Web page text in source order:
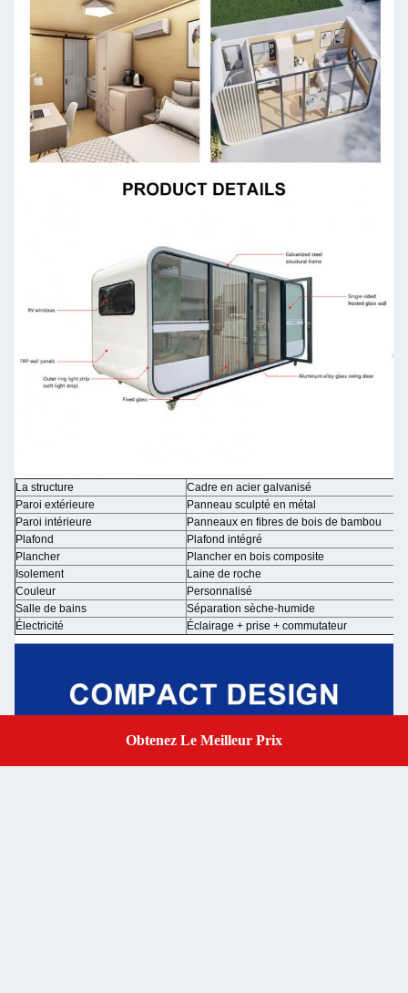
La structure
Cadre en acier galvanisé
Paroi extérieure
Panneau sculpté en métal
Paroi intérieure
Panneaux en fibres de bois de bambou
Plafond
Plafond intégré
Plancher
Plancher en bois composite
Isolement
Laine de roche
Couleur
Personnalisé
Salle de bains
Séparation sèche-humide
Électricité
Éclairage + prise + commutateur
Obtenez Le Meilleur PrixGet A Quote